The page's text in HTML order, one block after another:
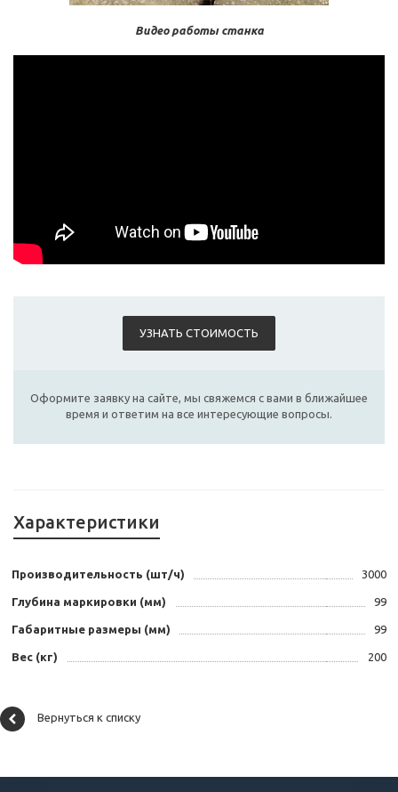
Видео работы станка
УЗНАТЬ СТОИМОСТЬ
Оформите заявку на сайте, мы свяжемся с вами в ближайшее
время и ответим на все интересующие вопросы.
Характеристики
Производительность (шт/ч) 3000
Глубина маркировки (мм) 99
Габаритные размеры (мм) 99
Вес (кг) 200
Вернуться к списку